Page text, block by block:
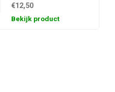
€12,50
Bekijk product